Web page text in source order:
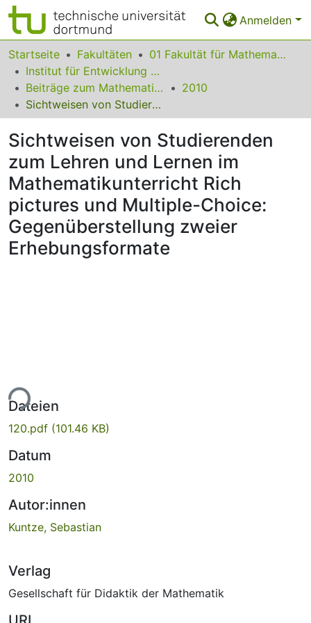
Anmelden
Bereiche & Sammlungen
Das gesamte Repositorium
Statistiken
FAQ
Leitlinien
Zurück zur Startseite
Startseite Fakultäten
01 Fakultät für Mathematik
Institut für Entwicklung und Erforschung des Mathematikunterrichts
Beiträge zum Mathematikunterricht
2010
Sichtweisen von Studierenden zum Lehren und Lernen im Mathematikunterricht Rich pictures und Multiple-Choice: Gegenüberstellung zweier Erhebungsformate
Sichtweisen von Studierenden
zum Lehren und Lernen im
Mathematikunterricht Rich
pictures und Multiple-Choice:
Gegenüberstellung zweier
Erhebungsformate
Dateien
120.pdf (101.46 KB)
Datum
2010
Autor:innen
Kuntze, Sebastian
Verlag
Gesellschaft für Didaktik der Mathematik